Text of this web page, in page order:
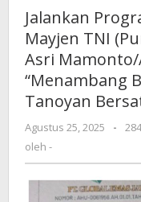
Jalankan
Mayjen TNI
Asri
“Menambang
Tanoyan
Agustus 25, 2025
oleh
-
oleh -